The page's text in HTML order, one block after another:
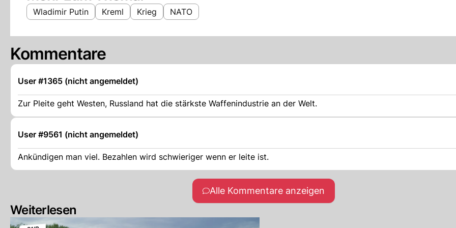
Wladimir Putin Kreml Krieg NATO
Kommentare
User #1365 (nicht angemeldet)
Zur Pleite geht Westen, Russland hat die stärkste Waffenindustrie an der Welt.
User #9561 (nicht angemeldet)
Ankündigen man viel. Bezahlen wird schwieriger wenn er leite ist.
Alle Kommentare anzeigen
Weiterlesen